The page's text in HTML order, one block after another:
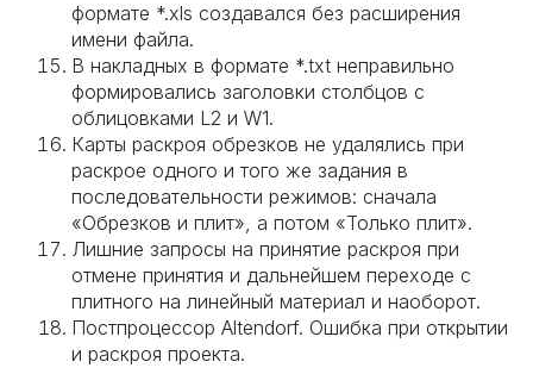
формате *.xls создавался без расширения
имени файла.
В накладных в формате *.txt неправильно
формировались заголовки столбцов с
облицовками L2 и W1.
Карты раскроя обрезков не удалялись при
раскрое одного и того же задания в
последовательности режимов: сначала
«Обрезков и плит», а потом «Только плит».
Лишние запросы на принятие раскроя при
отмене принятия и дальнейшем переходе с
плитного на линейный материал и наоборот.
Постпроцессор Altendorf. Ошибка при открытии
и раскроя проекта.